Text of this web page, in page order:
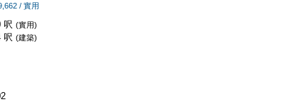
/ 實用
呎 (實用)
呎 (建築)